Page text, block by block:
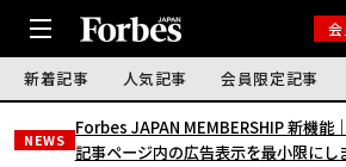
新着記事 人気記事 会員限定記事
NEWS
Forbes JAPAN MEMBERSHIP 新機能｜
記事ページ内の広告表示を最小限にし